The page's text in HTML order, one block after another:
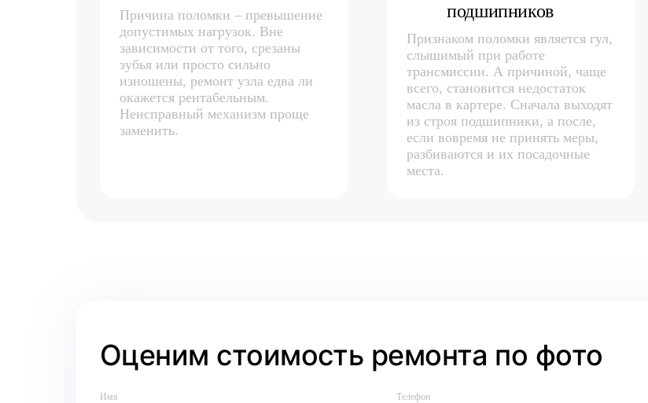
Причина поломки – превышение
допустимых нагрузок. Вне
зависимости от того, срезаны
зубья или просто сильно
изношены, ремонт узла едва ли
окажется рентабельным.
Неисправный механизм проще
заменить.
подшипников
Признаком поломки является гул,
слышимый при работе
трансмиссии. А причиной, чаще
всего, становится недостаток
масла в картере. Сначала выходят
из строя подшипники, а после,
если вовремя не принять меры,
разбиваются и их посадочные
места.
Оценим стоимость ремонта по фото
Имя Телефон